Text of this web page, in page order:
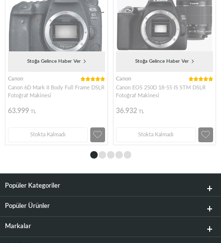
Stoğa Gelince Haber Ver
Canon
Canon 6D Mark II Body Full Frame DSLR
Fotoğraf Makinesi
63.999 TL
Stokta Kalmadı
Stoğa Gelince Haber Ver
Canon
Canon EOS 250D 18-55 IS STM DSLR
Fotoğraf Makinesi
36.932 TL
Stokta Kalmadı
Popüler Kategoriler
Popüler Ürünler
Markalar